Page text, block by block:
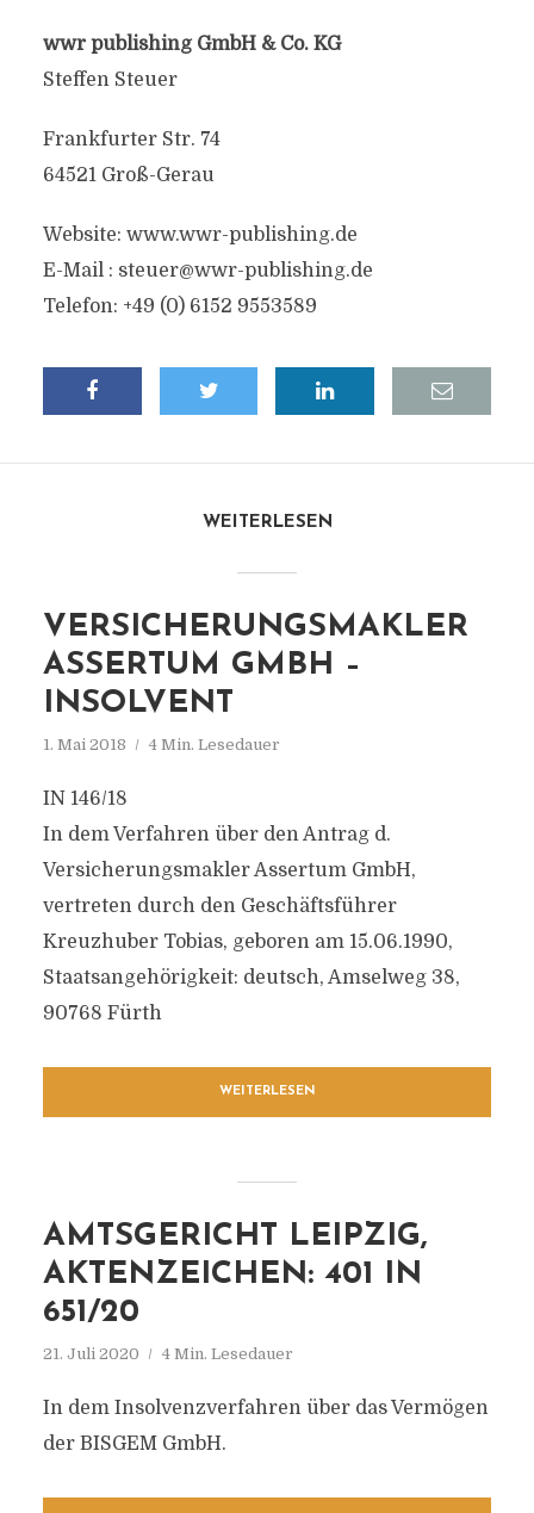
wwr publishing GmbH & Co. KG
Steffen Steuer
Frankfurter Str. 74
64521 Groß-Gerau
Website: www.wwr-publishing.de
E-Mail : steuer@wwr-publishing.de
Telefon: +49 (0) 6152 9553589
WEITERLESEN
VERSICHERUNGSMAKLER
ASSERTUM GMBH –
INSOLVENT
1. Mai 2018 4 Min. Lesedauer
IN 146/18
In dem Verfahren über den Antrag d.
Versicherungsmakler Assertum GmbH,
vertreten durch den Geschäftsführer
Kreuzhuber Tobias, geboren am 15.06.1990,
Staatsangehörigkeit: deutsch, Amselweg 38,
90768 Fürth
WEITERLESEN
AMTSGERICHT LEIPZIG,
AKTENZEICHEN: 401 IN
651/20
21. Juli 2020 4 Min. Lesedauer
In dem Insolvenzverfahren über das Vermögen
der BISGEM GmbH.